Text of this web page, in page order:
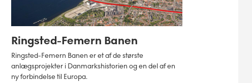
Ringsted-Femern Banen
Ringsted-Femern Banen er et af de største
anlægsprojekter i Danmarkshistorien og en del af en
ny forbindelse til Europa.